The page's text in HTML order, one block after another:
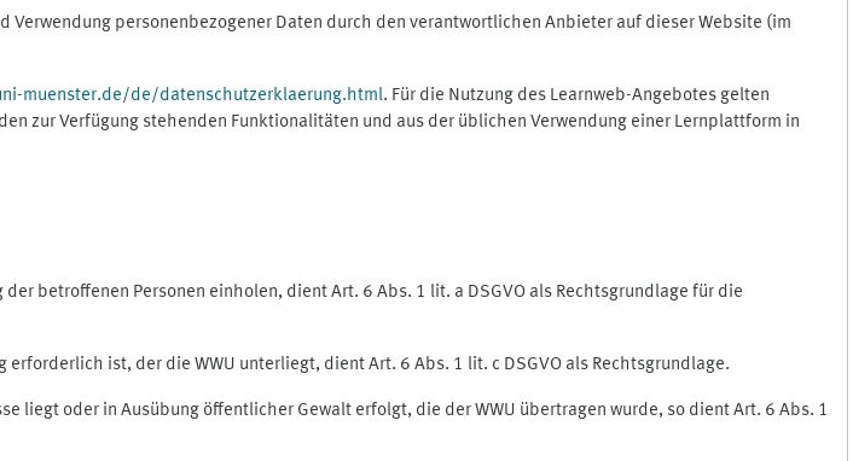
personenbezogener Daten durch den verantwortlichen Anbieter auf dieser Website (im
muenster.de/de/datenschutzerklaerung.html. Für die Nutzung des Learnweb-Angebotes gelten
zur Verfügung stehenden Funktionalitäten und aus der üblichen Verwendung einer Lernplattform in
betroffenen Personen einholen, dient Art. 6 Abs. 1 lit. a DSGVO als Rechtsgrundlage für die
ist, der die WWU unterliegt, dient Art. 6 Abs. 1 lit. c DSGVO als Rechtsgrundlage.
oder in Ausübung öffentlicher Gewalt erfolgt, die der WWU übertragen wurde, so dient Art. 6 Abs. 1